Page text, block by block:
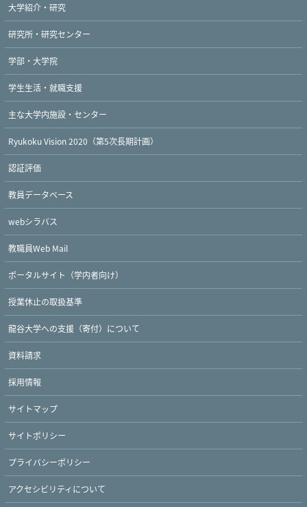
大学紹介・研究
研究所・研究センター
学部・大学院
学生生活・就職支援
主な大学内施設・センター
Ryukoku Vision 2020（第5次長期計画）
認証評価
教員データベース
webシラバス
教職員Web Mail
ポータルサイト（学内者向け）
授業休止の取扱基準
龍谷大学への支援（寄付）について
資料請求
採用情報
サイトマップ
サイトポリシー
プライバシーポリシー
アクセシビリティについて